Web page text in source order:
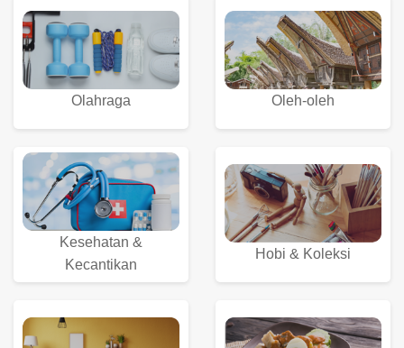
Olahraga Oleh-oleh
Kesehatan &
Kecantikan
Hobi & Koleksi